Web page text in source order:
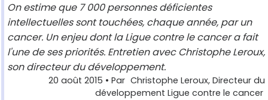
On estime que 7 000 personnes déficientes
intellectuelles sont touchées, chaque année, par un
cancer. Un enjeu dont la Ligue contre le cancer a fait
l'une de ses priorités. Entretien avec Christophe Leroux,
son directeur du développement.
20 août 2015 • Par Christophe Leroux, Directeur du
développement Ligue contre le cancer